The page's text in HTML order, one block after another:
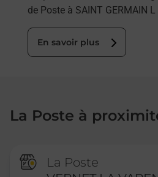
de Poste à SAINT GERMAIN
En savoir plus
La Poste à
La Poste